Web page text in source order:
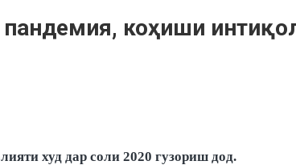
коҳиши
худ дар соли 2020 гузориш дод.